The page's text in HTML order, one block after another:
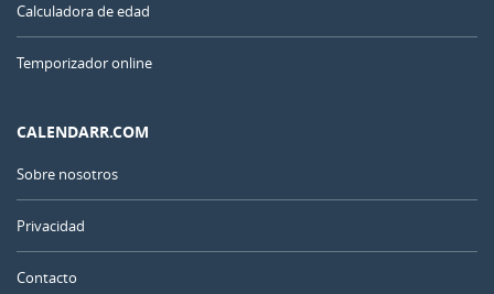
Calculadora de edad
Temporizador online
CALENDARR.COM
Sobre nosotros
Privacidad
Contacto